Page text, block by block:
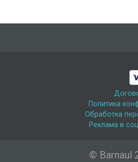
Политика
Обработка
Реклама в
© Barnaul